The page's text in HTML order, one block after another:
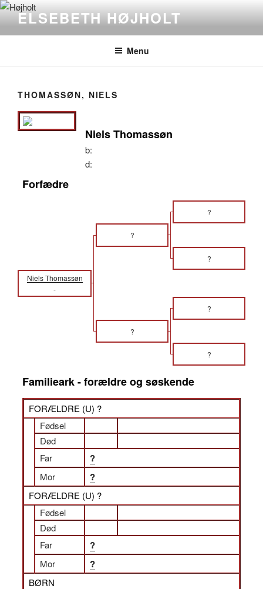
Videre
indhold
ELSEBETH HØJHOLT
Menu
THOMASSØN, NIELS
Niels Thomassøn
b:
d:
Forfædre
?
?
?
Niels Thomassøn
-
?
?
?
Familieark - forældre og søskende
FORÆLDRE (U) ?
Fødsel
Død
Far
?
Mor ?
FORÆLDRE (U) ?
Fødsel
Død
Far
?
Mor ?
BØRN